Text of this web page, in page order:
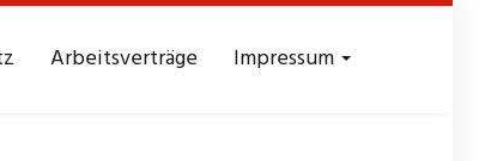
Arbeitsverträge Impressum